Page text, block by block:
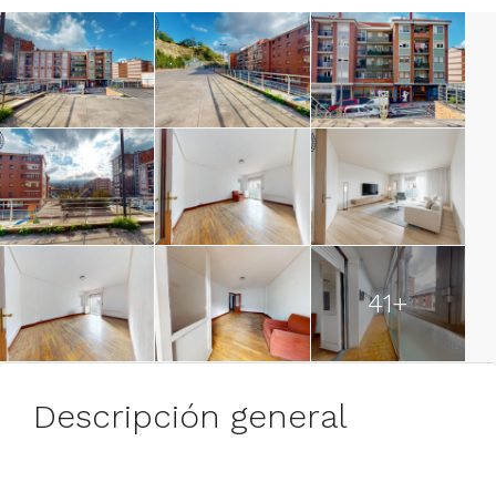
41+
Descripción general